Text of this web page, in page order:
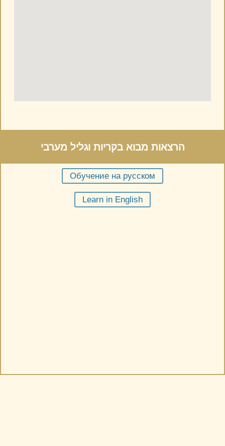
הרצאות מבוא בקריות וגליל מערבי
Обучение на русском
Learn in English